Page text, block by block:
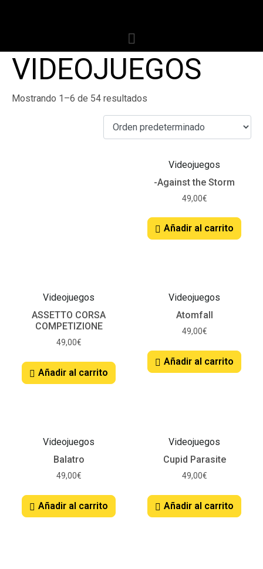
VIDEOJUEGOS
Mostrando 1–6 de 54 resultados
Videojuegos
-Against the Storm
49,00€
Añadir al carrito
Videojuegos
ASSETTO CORSA
COMPETIZIONE
49,00€
Añadir al carrito
Videojuegos
Atomfall
49,00€
Añadir al carrito
Videojuegos
Balatro
49,00€
Añadir al carrito
Videojuegos
Cupid Parasite
49,00€
Añadir al carrito